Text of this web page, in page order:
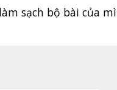
sạch bộ bài của